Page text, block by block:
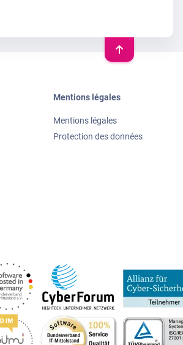
Mentions légales
Mentions légales
Protection des données